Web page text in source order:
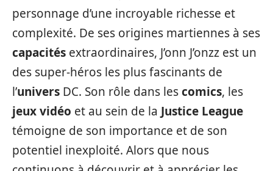
personnage d’une incroyable richesse et
complexité. De ses origines martiennes à ses
capacités extraordinaires, J’onn J’onzz est un
des super-héros les plus fascinants de
l’univers DC. Son rôle dans lescomics, les
jeux vidéo et au sein de la Justice League
témoigne de son importance et de son
potentiel inexploité. Alors que nous